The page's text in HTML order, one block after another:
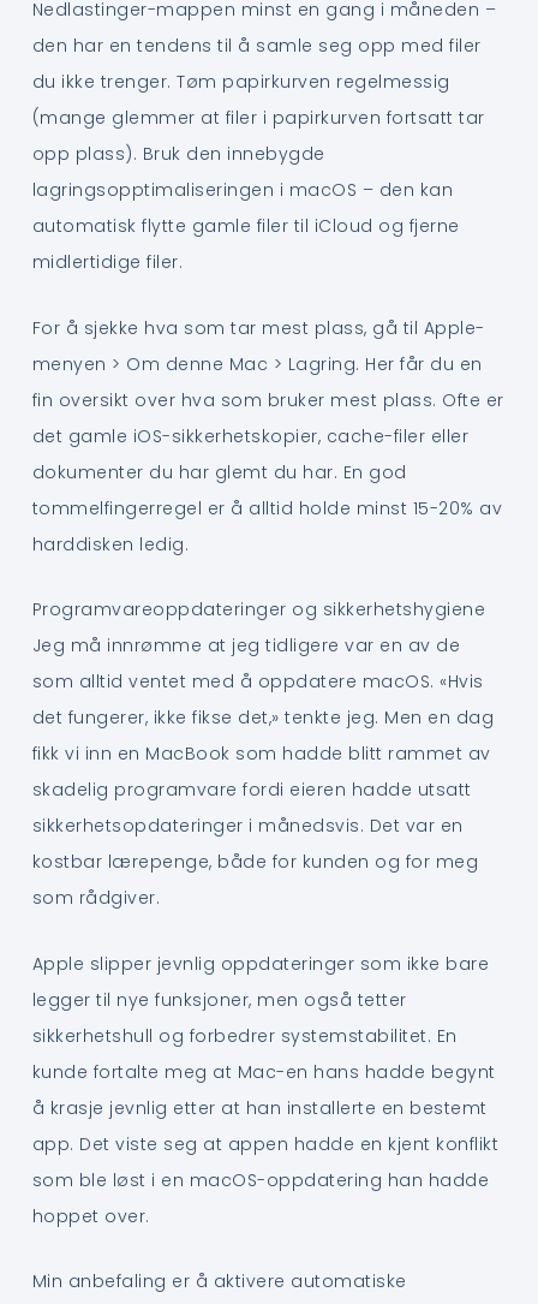
Nedlastinger-mappen minst en gang i måneden –
den har en tendens til å samle seg opp med filer
du ikke trenger. Tøm papirkurven regelmessig
(mange glemmer at filer i papirkurven fortsatt tar
opp plass). Bruk den innebygde
lagringsopptimaliseringen i macOS – den kan
automatisk flytte gamle filer til iCloud og fjerne
midlertidige filer.
For å sjekke hva som tar mest plass, gå til Apple-
menyen > Om denne Mac > Lagring. Her får du en
fin oversikt over hva som bruker mest plass. Ofte er
det gamle iOS-sikkerhetskopier, cache-filer eller
dokumenter du har glemt du har. En god
tommelfingerregel er å alltid holde minst 15-20% av
harddisken ledig.
Programvareoppdateringer og sikkerhetshygiene
Jeg må innrømme at jeg tidligere var en av de
som alltid ventet med å oppdatere macOS. «Hvis
det fungerer, ikke fikse det,» tenkte jeg. Men en dag
fikk vi inn en MacBook som hadde blitt rammet av
skadelig programvare fordi eieren hadde utsatt
sikkerhetsopdateringer i månedsvis. Det var en
kostbar lærepenge, både for kunden og for meg
som rådgiver.
Apple slipper jevnlig oppdateringer som ikke bare
legger til nye funksjoner, men også tetter
sikkerhetshull og forbedrer systemstabilitet. En
kunde fortalte meg at Mac-en hans hadde begynt
å krasje jevnlig etter at han installerte en bestemt
app. Det viste seg at appen hadde en kjent konflikt
som ble løst i en macOS-oppdatering han hadde
hoppet over.
Min anbefaling er å aktivere automatiske